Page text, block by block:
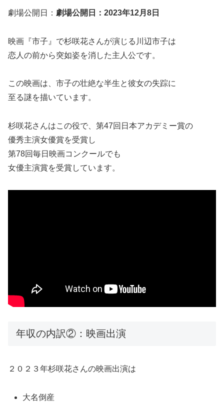
劇場公開日： 劇場公開日：2023年12月8日
映画『市子』で杉咲花さんが演じる川辺市子は
恋人の前から突如姿を消した主人公です。
この映画は、市子の壮絶な半生と彼女の失踪に
至る謎を描いています。
杉咲花さんはこの役で、第47回日本アカデミー賞の
優秀主演女優賞を受賞し
第78回毎日映画コンクールでも
女優主演賞を受賞しています。
年収の内訳②：映画出演
２０２３年杉咲花さんの映画出演は
大名倒産